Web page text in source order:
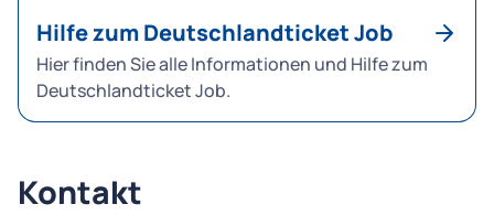
Hilfe zum Deutschlandticket Job
Hier finden Sie alle Informationen und Hilfe zum
Deutschlandticket Job.
Kontakt